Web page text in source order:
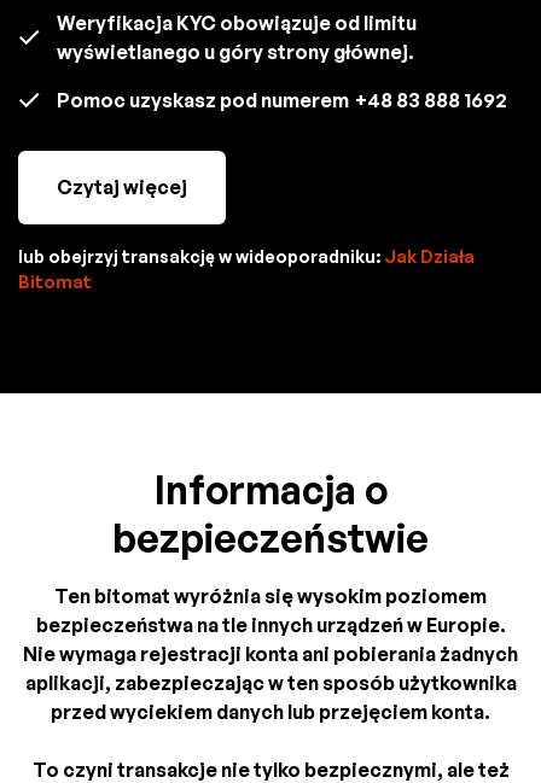
Weryfikacja KYC obowiązuje od limitu
wyświetlanego u góry strony głównej.
Pomoc uzyskasz pod numerem +48 83 888 1692
Czytaj więcej
lub obejrzyj transakcję w wideoporadniku: Jak Działa
Bitomat
Informacja o
bezpieczeństwie
Ten bitomat wyróżnia się wysokim poziomem
bezpieczeństwa na tle innych urządzeń w Europie.
Nie wymaga rejestracji konta ani pobierania żadnych
aplikacji, zabezpieczając w ten sposób użytkownika
przed wyciekiem danych lub przejęciem konta.
To czyni transakcje nie tylko bezpiecznymi, ale też